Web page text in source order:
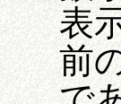
表
前